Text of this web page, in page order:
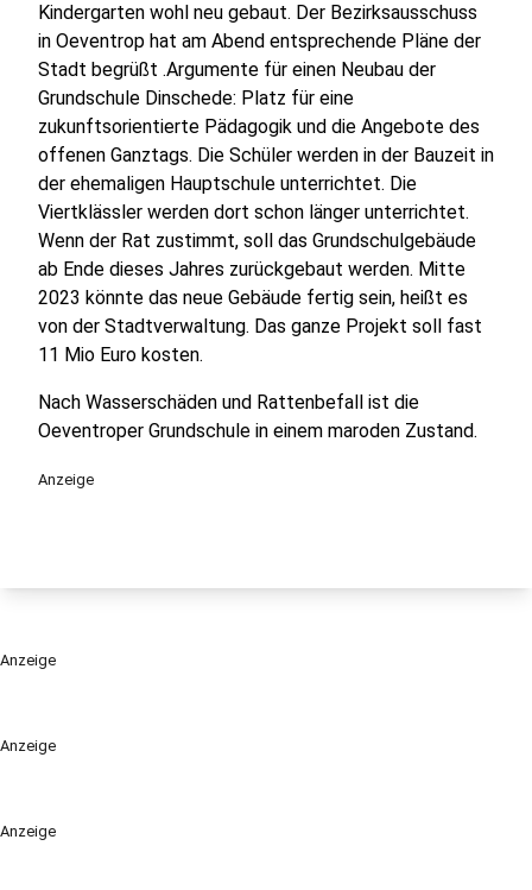
Anzeige
Anzeige
Kindergarten wohl neu gebaut. Der Bezirksausschuss
in Oeventrop hat am Abend entsprechende Pläne der
Stadt begrüßt .Argumente für einen Neubau der
Grundschule Dinschede: Platz für eine
zukunftsorientierte Pädagogik und die Angebote des
offenen Ganztags. Die Schüler werden in der Bauzeit in
der ehemaligen Hauptschule unterrichtet. Die
Viertklässler werden dort schon länger unterrichtet.
Wenn der Rat zustimmt, soll das Grundschulgebäude
ab Ende dieses Jahres zurückgebaut werden. Mitte
2023 könnte das neue Gebäude fertig sein, heißt es
von der Stadtverwaltung. Das ganze Projekt soll fast
11 Mio Euro kosten.
Nach Wasserschäden und Rattenbefall ist die
Oeventroper Grundschule in einem maroden Zustand.
Anzeige
Anzeige